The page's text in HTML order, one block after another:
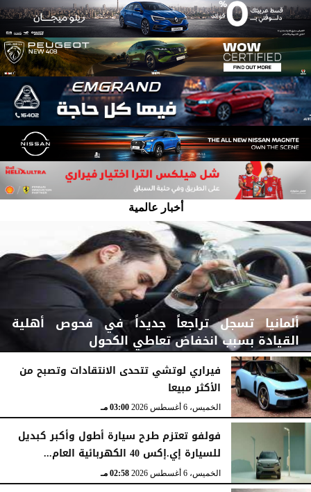
أخبار عالمية
ألمانيا تسجل تراجعاً جديداً في فحوص أهلية
القيادة بسبب انخفاض تعاطي الكحول
الخميس، 6 أغسطس 2026 03:15 مـ
فيراري لوتشي تتحدى الانتقادات وتصبح من
الأكثر مبيعا
الخميس، 6 أغسطس 2026 03:00 مـ
فولفو تعتزم طرح سيارة أطول وأكبر كبديل
للسيارة إي.إكس 40 الكهربائية العام...
الخميس، 6 أغسطس 2026 02:58 مـ